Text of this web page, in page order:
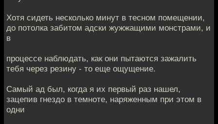
Хотя сидеть несколько минут в тесном помещении,
до потолка забитом адски жужжащими монстрами, и
в
процессе наблюдать, как они пытаются зажалить
тебя через резину - то еще ощущение.
Самый ад был, когда я их первый раз нашел,
зацепив гнездо в темноте, наряженным при этом в
одни